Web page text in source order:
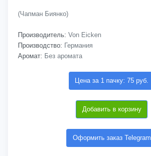
(Чапман Биянко)
Производитель: Von Eicken
Производство: Германия
Аромат: Без аромата
Цена за 1 пачку: 75 руб.
Добавить в корзину
Оформить заказ Telegram